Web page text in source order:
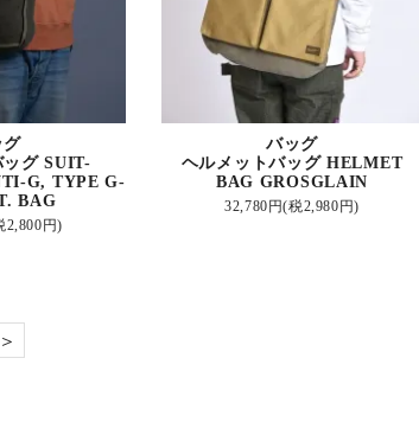
グ
ッグ SUIT-
G, TYPE G-
BAG
2,800円)
バッグ
ヘルメットバッグ HELMET
BAG GROSGLAIN
32,780円(税2,980円)
＞